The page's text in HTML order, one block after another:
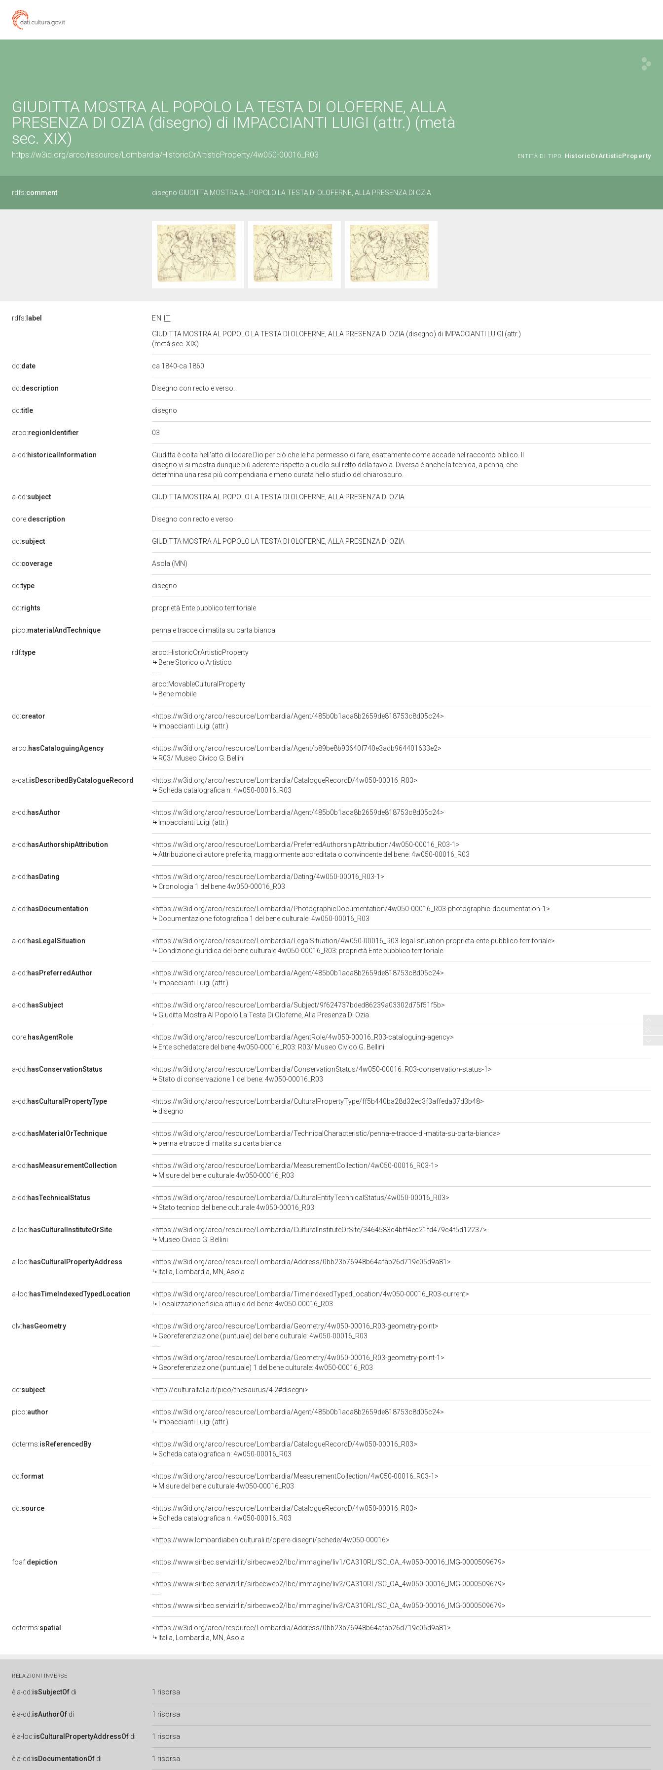
GIUDITTA MOSTRA AL POPOLO LA TESTA DI OLOFERNE, ALLA
PRESENZA DI OZIA (disegno) di IMPACCIANTI LUIGI (attr.) (metà
sec. XIX)
https://w3id.org/arco/resource/Lombardia/HistoricOrArtisticProperty/4w050-00016_R03 ENTITÀ DI TIPO: HistoricOrArtisticProperty
rdfs:comment disegno GIUDITTA MOSTRA AL POPOLO LA TESTA DI OLOFERNE, ALLA PRESENZA DI OZIA
rdfs: label EN
IT
GIUDITTA MOSTRA AL POPOLO LA TESTA DI OLOFERNE, ALLA PRESENZA DI OZIA (disegno) di IMPACCIANTI LUIGI (attr.)
(metà sec. XIX)
dc:date ca 1840-ca 1860
dc:description Disegno con recto e verso.
dc:title disegno
arco:regionIdentifier 03
a-cd:historicalInformation
Giuditta è colta nell'atto di lodare Dio per ciò che le ha permesso di fare, esattamente come accade nel racconto biblico. Il
disegno vi si mostra dunque più aderente rispetto a quello sul retto della tavola. Diversa è anche la tecnica, a penna, che
determina una resa più compendiaria e meno curata nello studio del chiaroscuro.
a-cd:subject GIUDITTA MOSTRA AL POPOLO LA TESTA DI OLOFERNE, ALLA PRESENZA DI OZIA
core:description Disegno con recto e verso.
dc:subject GIUDITTA MOSTRA AL POPOLO LA TESTA DI OLOFERNE, ALLA PRESENZA DI OZIA
dc:coverage Asola (MN)
dc:type disegno
dc:rights proprietà Ente pubblico territoriale
pico:materialAndTechnique penna e tracce di matita su carta bianca
rdf:type
arco:HistoricOrArtisticProperty
Bene Storico o Artistico
arco:MovableCulturalProperty
Bene mobile
dc:creator
<https://w3id.org/arco/resource/Lombardia/Agent/485b0b1aca8b2659de818753c8d05c24>
Impaccianti Luigi (attr.)
arco:hasCataloguingAgency
<https://w3id.org/arco/resource/Lombardia/Agent/b89be8b93640f740e3adb964401633e2>
R03/ Museo Civico G. Bellini
a-cat:isDescribedByCatalogueRecord
<https://w3id.org/arco/resource/Lombardia/CatalogueRecordD/4w050-00016_R03>
Scheda catalografica n: 4w050-00016_R03
a-cd:hasAuthor
<https://w3id.org/arco/resource/Lombardia/Agent/485b0b1aca8b2659de818753c8d05c24>
Impaccianti Luigi (attr.)
a-cd:hasAuthorshipAttribution
<https://w3id.org/arco/resource/Lombardia/PreferredAuthorshipAttribution/4w050-00016_R03-1>
Attribuzione di autore preferita, maggiormente accreditata o convincente del bene: 4w050-00016_R03
a-cd:hasDating
<https://w3id.org/arco/resource/Lombardia/Dating/4w050-00016_R03-1>
Cronologia 1 del bene 4w050-00016_R03
a-cd:hasDocumentation
<https://w3id.org/arco/resource/Lombardia/PhotographicDocumentation/4w050-00016_R03-photographic-documentation-1>
Documentazione fotografica 1 del bene culturale: 4w050-00016_R03
a-cd:hasLegalSituation
<https://w3id.org/arco/resource/Lombardia/LegalSituation/4w050-00016_R03-legal-situation-proprieta-ente-pubblico-territoriale>
Condizione giuridica del bene culturale 4w050-00016_R03: proprietà Ente pubblico territoriale
a-cd:hasPreferredAuthor
<https://w3id.org/arco/resource/Lombardia/Agent/485b0b1aca8b2659de818753c8d05c24>
Impaccianti Luigi (attr.)
a-cd:hasSubject
<https://w3id.org/arco/resource/Lombardia/Subject/9f624737bded86239a03302d75f51f5b>
Giuditta Mostra Al Popolo La Testa Di Oloferne, Alla Presenza Di Ozia
core:hasAgentRole
<https://w3id.org/arco/resource/Lombardia/AgentRole/4w050-00016_R03-cataloguing-agency>
Ente schedatore del bene 4w050-00016_R03: R03/ Museo Civico G. Bellini
a-dd:hasConservationStatus
<https://w3id.org/arco/resource/Lombardia/ConservationStatus/4w050-00016_R03-conservation-status-1>
Stato di conservazione 1 del bene: 4w050-00016_R03
a-dd:hasCulturalPropertyType
<https://w3id.org/arco/resource/Lombardia/CulturalPropertyType/ff5b440ba28d32ec3f3affeda37d3b48>
disegno
a-dd:hasMaterialOrTechnique
<https://w3id.org/arco/resource/Lombardia/TechnicalCharacteristic/penna-e-tracce-di-matita-su-carta-bianca>
penna e tracce di matita su carta bianca
a-dd:hasMeasurementCollection
<https://w3id.org/arco/resource/Lombardia/MeasurementCollection/4w050-00016_R03-1>
Misure del bene culturale 4w050-00016_R03
a-dd:hasTechnicalStatus
<https://w3id.org/arco/resource/Lombardia/CulturalEntityTechnicalStatus/4w050-00016_R03>
Stato tecnico del bene culturale 4w050-00016_R03
a-loc:hasCulturalInstituteOrSite
<https://w3id.org/arco/resource/Lombardia/CulturalInstituteOrSite/3464583c4bff4ec21fd479c4f5d12237>
Museo Civico G. Bellini
a-loc:hasCulturalPropertyAddress
<https://w3id.org/arco/resource/Lombardia/Address/0bb23b76948b64afab26d719e05d9a81>
Italia, Lombardia, MN, Asola
a-loc:hasTimeIndexedTypedLocation
<https://w3id.org/arco/resource/Lombardia/TimeIndexedTypedLocation/4w050-00016_R03-current>
Localizzazione fisica attuale del bene: 4w050-00016_R03
clv:hasGeometry
<https://w3id.org/arco/resource/Lombardia/Geometry/4w050-00016_R03-geometry-point>
Georeferenziazione (puntuale) del bene culturale: 4w050-00016_R03
<https://w3id.org/arco/resource/Lombardia/Geometry/4w050-00016_R03-geometry-point-1>
Georeferenziazione (puntuale) 1 del bene culturale: 4w050-00016_R03
dc:subject <http://culturaitalia.it/pico/thesaurus/4.2#disegni>
pico:author
<https://w3id.org/arco/resource/Lombardia/Agent/485b0b1aca8b2659de818753c8d05c24>
Impaccianti Luigi (attr.)
dcterms:isReferencedBy
<https://w3id.org/arco/resource/Lombardia/CatalogueRecordD/4w050-00016_R03>
Scheda catalografica n: 4w050-00016_R03
dc:format
<https://w3id.org/arco/resource/Lombardia/MeasurementCollection/4w050-00016_R03-1>
Misure del bene culturale 4w050-00016_R03
dc:source
<https://w3id.org/arco/resource/Lombardia/CatalogueRecordD/4w050-00016_R03>
Scheda catalografica n: 4w050-00016_R03
<https://www.lombardiabeniculturali.it/opere-disegni/schede/4w050-00016>
foaf:depiction <https://www.sirbec.servizirl.it/sirbecweb2/lbc/immagine/liv1/OA310RL/SC_OA_4w050-00016_IMG-0000509679>
<https://www.sirbec.servizirl.it/sirbecweb2/lbc/immagine/liv2/OA310RL/SC_OA_4w050-00016_IMG-0000509679>
<https://www.sirbec.servizirl.it/sirbecweb2/lbc/immagine/liv3/OA310RL/SC_OA_4w050-00016_IMG-0000509679>
dcterms:spatial
<https://w3id.org/arco/resource/Lombardia/Address/0bb23b76948b64afab26d719e05d9a81>
Italia, Lombardia, MN, Asola
RELAZIONI INVERSE
è a-cd:isSubjectOf di 1 risorsa
è a-cd:isAuthorOf di 1 risorsa
è a-loc:isCulturalPropertyAddressOf di 1 risorsa
è a-cd:isDocumentationOf di 1 risorsa